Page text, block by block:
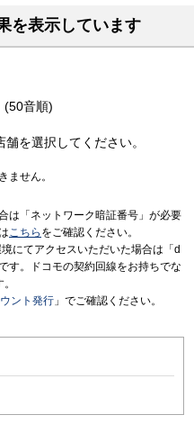
を表示しています
(50音順)
を選択してください。
ません。
は「ネットワーク暗証番号」が必要
こちら をご確認ください。
にてアクセスいただいた場合は「d
す。ドコモの契約回線をお持ちでな
ント発行 」でご確認ください。